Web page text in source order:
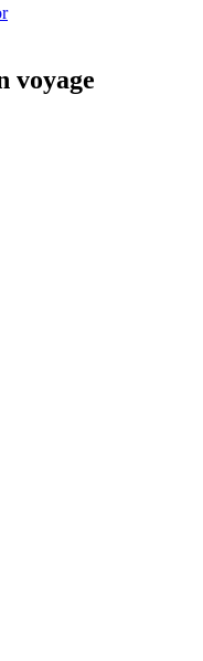
organisation
basé sur l'écoute et la
Vietnam, très
a tout mis en
prix compétitifs.